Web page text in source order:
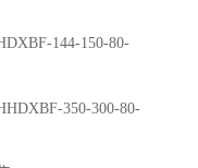
144-150-80-
350-300-80-